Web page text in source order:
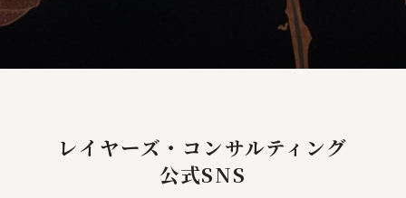
レイヤーズ・コンサルティング
公式SNS